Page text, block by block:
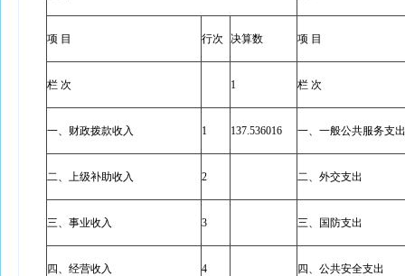
项 目 行次 决算数 项 目
栏 次 1 栏 次
一、财政拨款收入 1 137.536016 一、一般公共服务支出
二、上级补助收入 2 二、外交支出
三、事业收入 3 三、国防支出
四、经营收入 4 四、公共安全支出